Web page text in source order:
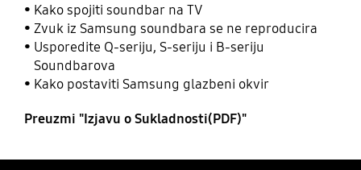
Kako spojiti soundbar na TV
Zvuk iz Samsung soundbara se ne reproducira
Usporedite Q-seriju, S-seriju i B-seriju
Soundbarova
Kako postaviti Samsung glazbeni okvir
Preuzmi "Izjavu o Sukladnosti(PDF)"